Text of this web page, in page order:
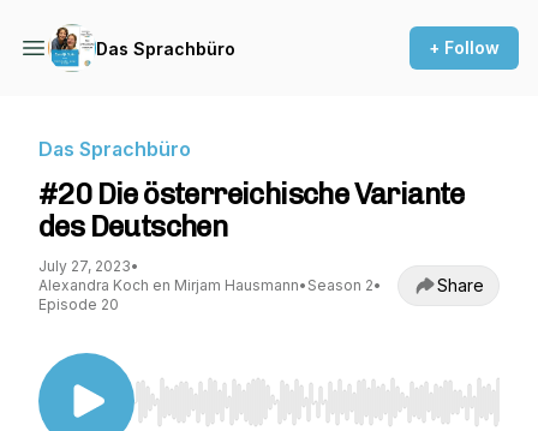
Das Sprachbüro + Follow
Das Sprachbüro
#20 Die österreichische Variante
des Deutschen
July 27, 2023•
Alexandra Koch en Mirjam Hausmann• Season 2•
Episode 20
Share
Use Left/Right to seek, Home/End to jump to